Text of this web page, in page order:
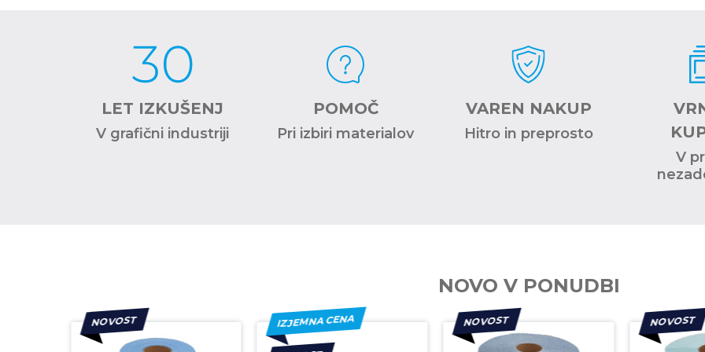
LET IZKUŠENJ
V grafični industriji
POMOČ
Pri izbiri materialov
VAREN NAKUP
Hitro in preprosto
V
NOVO V PONUDBI
NOVOST IZJEMNA CENA NOVOST NOVOST